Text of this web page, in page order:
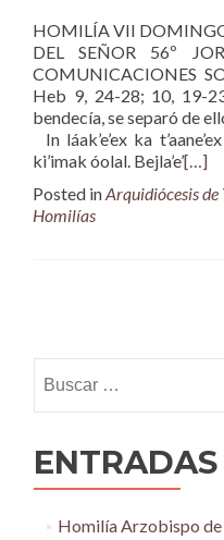
HOMILÍA VII
DEL SEÑOR 56º
COMUNICACIONES
Heb 9, 24-28; 10, 19-
bendecía, se separó de
In láak’e’ex ka
ki’imak óolal. Bejla’e’[…]
Posted inArquidiócesis de
Homilías
navigation
Homilía Arzobispo de